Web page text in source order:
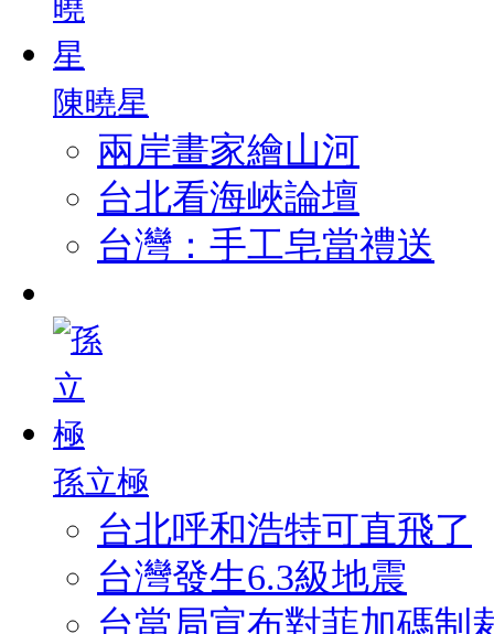
陳曉星
兩岸畫家繪山河
台北看海峽論壇
台灣：手工皂當禮送
孫立極
台北呼和浩特可直飛了
台灣發生6.3級地震
台當局宣布對菲加碼制